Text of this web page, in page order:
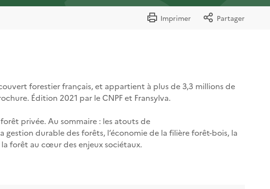
Imprimer Partager
forestier français, et appartient à plus de 3,3 millions de
Édition 2021 par le CNPF et Fransylva.
privée. Au sommaire : les atouts de
durable des forêts, l’économie de la filière forêt-bois, la
forêt au cœur des enjeux sociétaux.